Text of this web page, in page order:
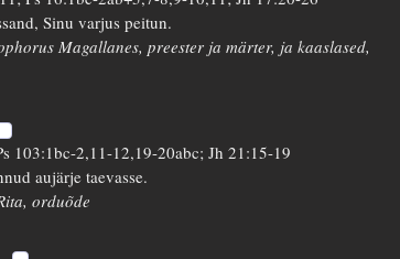
Sinu varjus peitun.
Magallanes, preester ja märter, ja kaaslased,
103:1bc-2,11-12,19-20abc; Jh 21:15-19
aujärje taevasse.
orduõde